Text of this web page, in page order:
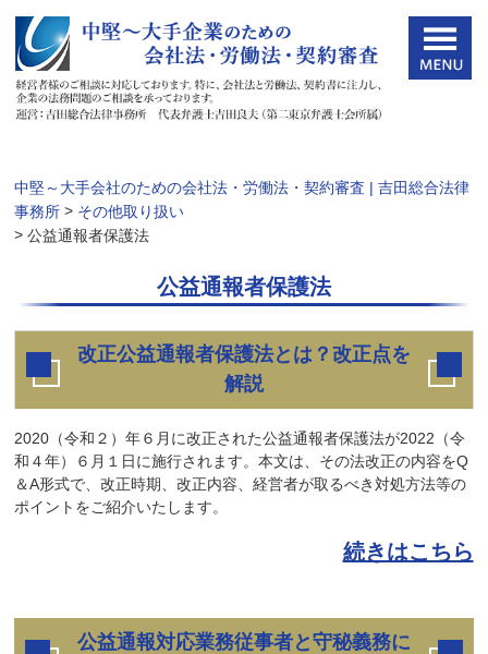
中堅～大手会社のための会社法・労働法・契約審査 | 吉田総合法律
事務所 > その他取り扱い
>公益通報者保護法
公益通報者保護法
改正公益通報者保護法とは？改正点を
解説
2020（令和２）年６月に改正された公益通報者保護法が2022（令
和４年）６月１日に施行されます。本文は、その法改正の内容をQ
＆A形式で、改正時期、改正内容、経営者が取るべき対処方法等の
ポイントをご紹介いたします。
続きはこちら
公益通報対応業務従事者と守秘義務に